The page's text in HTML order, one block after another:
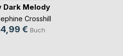
Dark Melody
Crosshill
€ Buch